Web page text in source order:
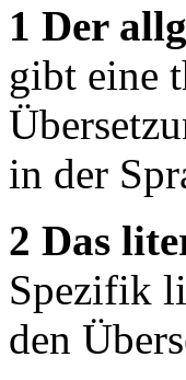
1 Der
gibt eine
in der
2 Das
Spezifik
den